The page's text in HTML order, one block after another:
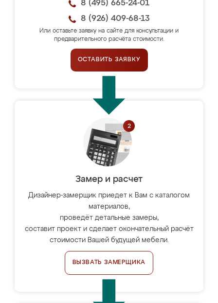
8 (495) 665-24-01
8 (926) 409-68-13
Или оставьте заявку на сайте для консультации и
предварительного расчёта стоимости.
ОСТАВИТЬ ЗАЯВКУ
Замер и расчет
Дизайнер-замерщик приедет к Вам с каталогом
материалов,
проведёт детальные замеры,
составит проект и сделает окончательный расчёт
стоимости Вашей будущей мебели.
ВЫЗВАТЬ ЗАМЕРЩИКА